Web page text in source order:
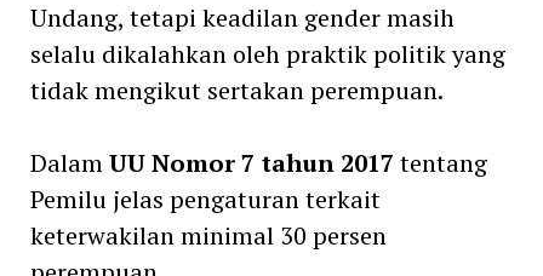
Undang, tetapi keadilan gender masih
selalu dikalahkan oleh praktik politik yang
tidak mengikut sertakan perempuan.
DalamUU Nomor 7 tahun 2017 tentang
Pemilu jelas pengaturan terkait
keterwakilan minimal 30 persen